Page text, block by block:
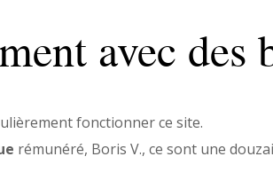
avec des
fonctionner ce site.
rémunéré, Boris V., ce sont une